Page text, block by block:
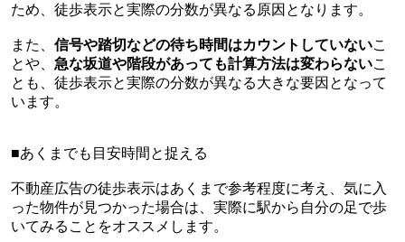
ため、徒歩表示と実際の分数が異なる原因となります。
また、 信号や踏切などの待ち時間はカウントしていないこ
とや、 急な坂道や階段があっても計算方法は変わらないこ
とも、徒歩表示と実際の分数が異なる大きな要因となって
います。
■あくまでも目安時間と捉える
不動産広告の徒歩表示はあくまで参考程度に考え、気に入
った物件が見つかった場合は、実際に駅から自分の足で歩
いてみることをオススメします。